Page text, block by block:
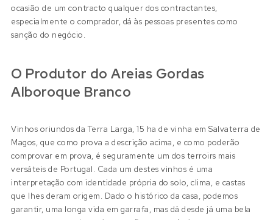
ocasião de um contracto qualquer dos contractantes,
especialmente o comprador, dá às pessoas presentes como
sanção do negócio.
O Produtor do Areias Gordas
Alboroque Branco
Vinhos oriundos da Terra Larga, 15 ha de vinha em Salvaterra de
Magos, que como prova a descrição acima, e como poderão
comprovar em prova, é seguramente um dos terroirs mais
versáteis de Portugal. Cada um destes vinhos é uma
interpretação com identidade própria do solo, clima, e castas
que lhes deram origem. Dado o histórico da casa, podemos
garantir, uma longa vida em garrafa, mas dá desde já uma bela